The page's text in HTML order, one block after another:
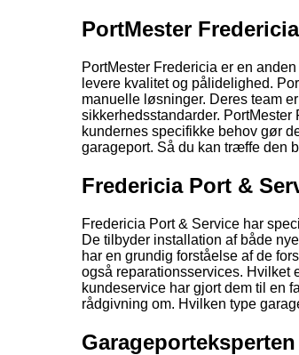
PortMester Fredericia
PortMester Fredericia er en
levere kvalitet og pålidelighed.
manuelle løsninger. Deres team
sikkerhedsstandarder.
kundernes specifikke behov gør
garageport. Så du kan træffe den
Fredericia Port &
Fredericia Port & Service har
De tilbyder installation af både
har en grundig forståelse af de
også reparationsservices. Hvilket
kundeservice har gjort dem til en
rådgivning om. Hvilken type
Garageporteksperten